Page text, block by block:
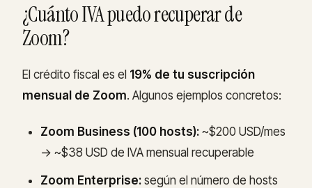
¿Cuánto IVA puedo recuperar de
Zoom?
El crédito fiscal es el 19% de tu suscripción
mensual de Zoom. Algunos ejemplos concretos:
Zoom Business (100 hosts): ~$200 USD/mes
→ ~$38 USD de IVA mensual recuperable
Zoom Enterprise: según el número de hosts